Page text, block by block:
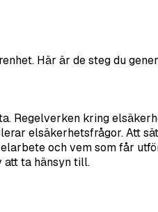
Här är de steg du
Regelverken kring
elsäkerhetsfrågor. Att
och vem som får
att ta hänsyn till.